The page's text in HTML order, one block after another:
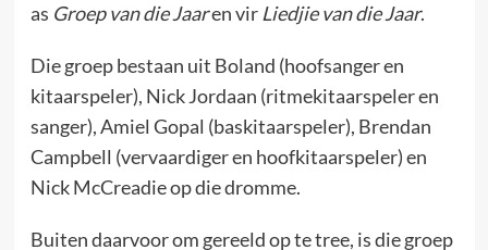
as Groep van die Jaaren vir Liedjie van die Jaar.
Die groep bestaan uit Boland (hoofsanger en
kitaarspeler), Nick Jordaan (ritmekitaarspeler en
sanger), Amiel Gopal (baskitaarspeler), Brendan
Campbell (vervaardiger en hoofkitaarspeler) en
Nick McCreadie op die dromme.
Buiten daarvoor om gereeld op te tree, is die groep